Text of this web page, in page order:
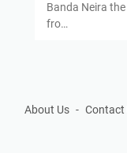
Banda Neira
fro…
About Us Contact